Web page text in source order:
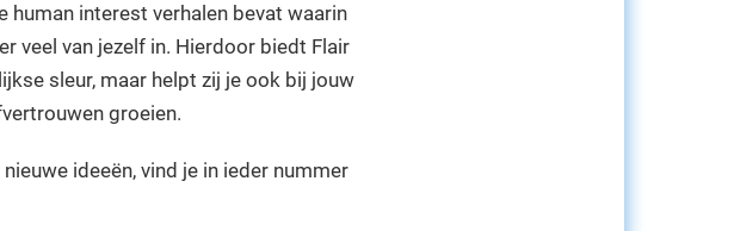
interest verhalen bevat waarin
veel van jezelf in. Hierdoor biedt Flair
sleur, maar helpt zij je ook bij jouw
groeien.
ideeën, vind je in ieder nummer